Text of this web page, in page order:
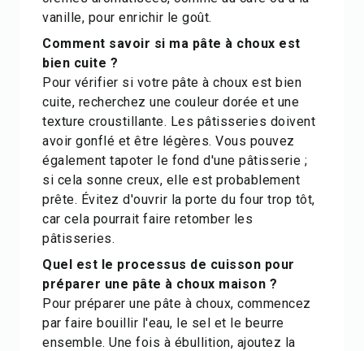
vanille, pour enrichir le goût.
Comment savoir si ma pâte à choux est
bien cuite ?
Pour vérifier si votre pâte à choux est bien
cuite, recherchez une couleur dorée et une
texture croustillante. Les pâtisseries doivent
avoir gonflé et être légères. Vous pouvez
également tapoter le fond d'une pâtisserie ;
si cela sonne creux, elle est probablement
prête. Évitez d'ouvrir la porte du four trop tôt,
car cela pourrait faire retomber les
pâtisseries.
Quel est le processus de cuisson pour
préparer une pâte à choux maison ?
Pour préparer une pâte à choux, commencez
par faire bouillir l'eau, le sel et le beurre
ensemble. Une fois à ébullition, ajoutez la